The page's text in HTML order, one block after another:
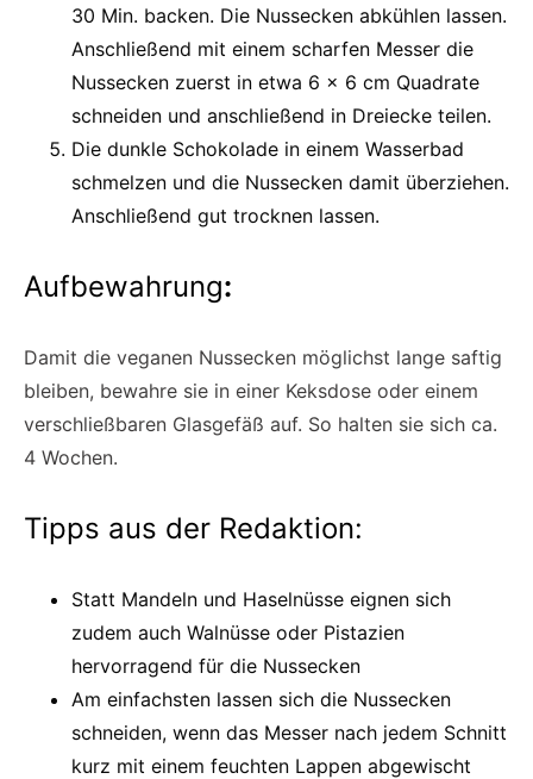
30 Min. backen. Die Nussecken abkühlen lassen.
Anschließend mit einem scharfen Messer die
Nussecken zuerst in etwa 6 x 6 cm Quadrate
schneiden und anschließend in Dreiecke teilen.
Die dunkle Schokolade in einem Wasserbad
schmelzen und die Nussecken damit überziehen.
Anschließend gut trocknen lassen.
Aufbewahrung:
Damit die veganen Nussecken möglichst lange saftig
bleiben, bewahre sie in einer Keksdose oder einem
verschließbaren Glasgefäß auf. So halten sie sich ca.
4 Wochen.
Tipps aus der Redaktion:
Statt Mandeln und Haselnüsse eignen sich
zudem auch Walnüsse oder Pistazien
hervorragend für die Nussecken
Am einfachsten lassen sich die Nussecken
schneiden, wenn das Messer nach jedem Schnitt
kurz mit einem feuchten Lappen abgewischt